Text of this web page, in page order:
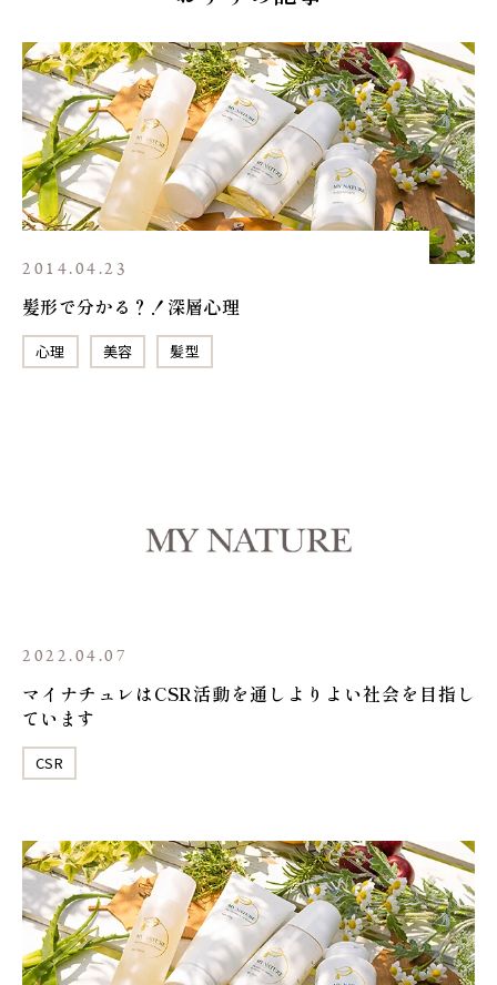
2014.04.23
髪形で分かる？！深層心理
心理 美容 髪型
2022.04.07
マイナチュレはCSR活動を通しよりよい社会を目指し
ています
CSR